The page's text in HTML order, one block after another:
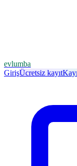
evlumba
GirişÜcretsiz kayıt